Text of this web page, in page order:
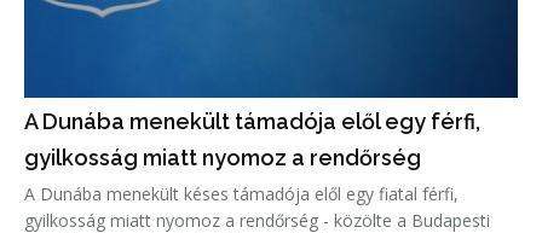
A Dunába menekült támadója elől egy férfi,
gyilkosság miatt nyomoz a rendőrség
A Dunába menekült késes támadója elől egy fiatal férfi,
gyilkosság miatt nyomoz a rendőrség - közölte a Budapesti